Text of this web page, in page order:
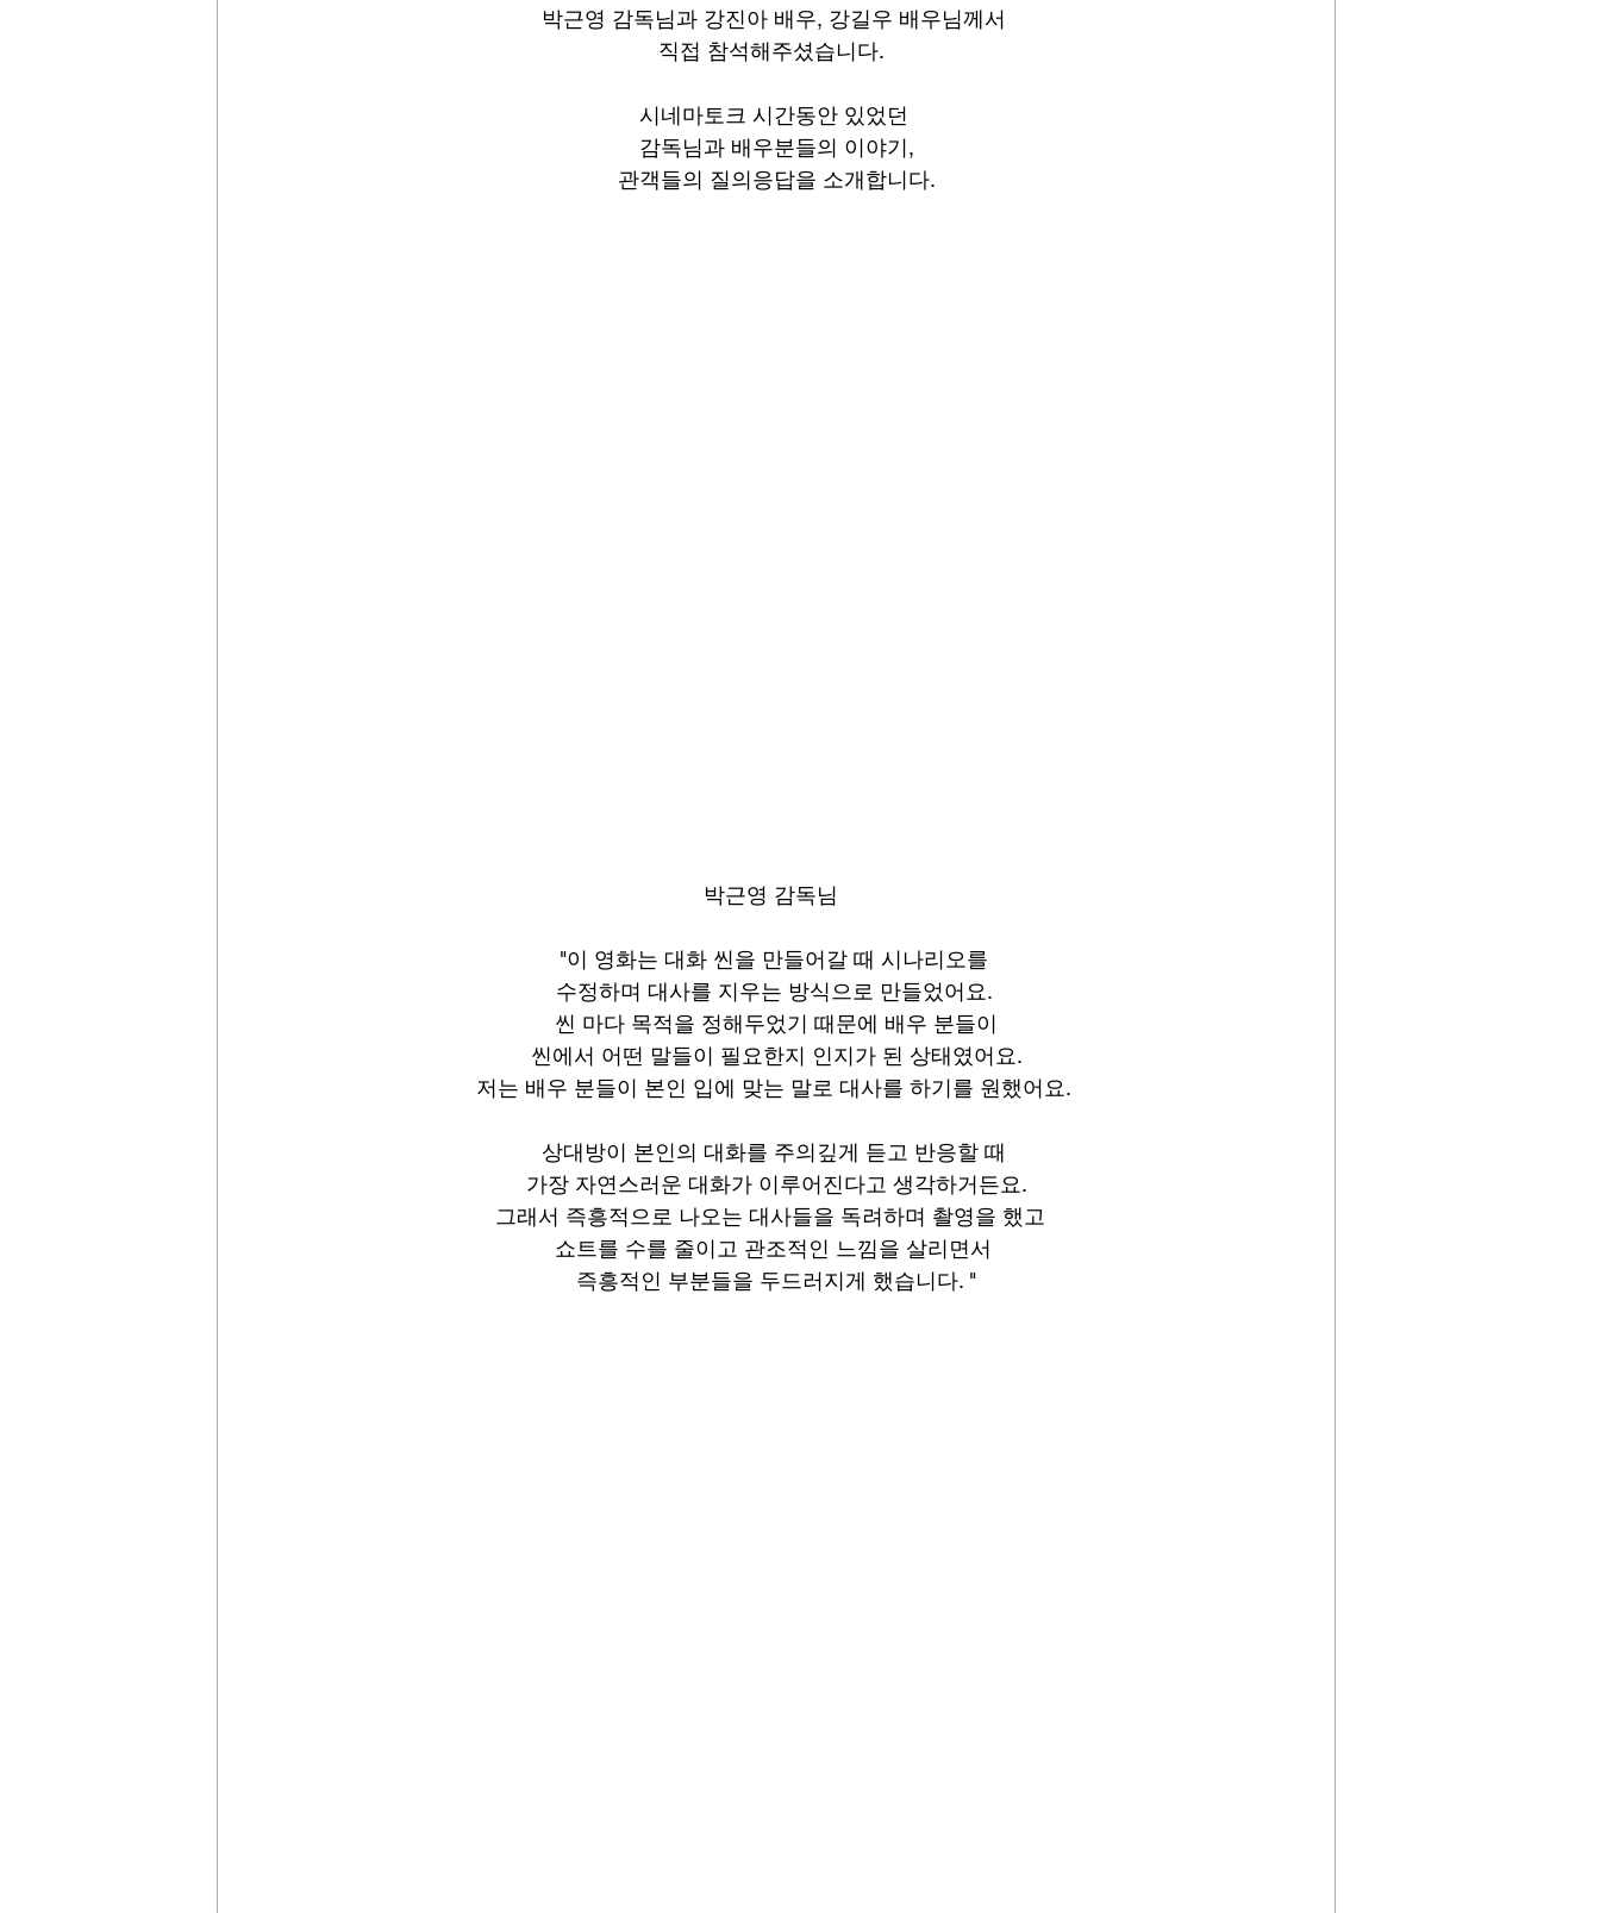
박근영 감독님과 강진아 배우, 강길우 배우님께서
직접 참석해주셨습니다.
시네마토크 시간동안 있었던
감독님과 배우분들의 이야기,
관객들의 질의응답을 소개합니다.
박근영 감독님
"이 영화는 대화 씬을 만들어갈 때 시나리오를
수정하며 대사를 지우는 방식으로 만들었어요.
씬 마다 목적을 정해두었기 때문에 배우 분들이
씬에서 어떤 말들이 필요한지 인지가 된 상태였어요.
저는 배우 분들이 본인 입에 맞는 말로 대사를 하기를 원했어요.
상대방이 본인의 대화를 주의깊게 듣고 반응할 때
가장 자연스러운 대화가 이루어진다고 생각하거든요.
그래서 즉흥적으로 나오는 대사들을 독려하며 촬영을 했고
쇼트를 수를 줄이고 관조적인 느낌을 살리면서
즉흥적인 부분들을 두드러지게 했습니다. "